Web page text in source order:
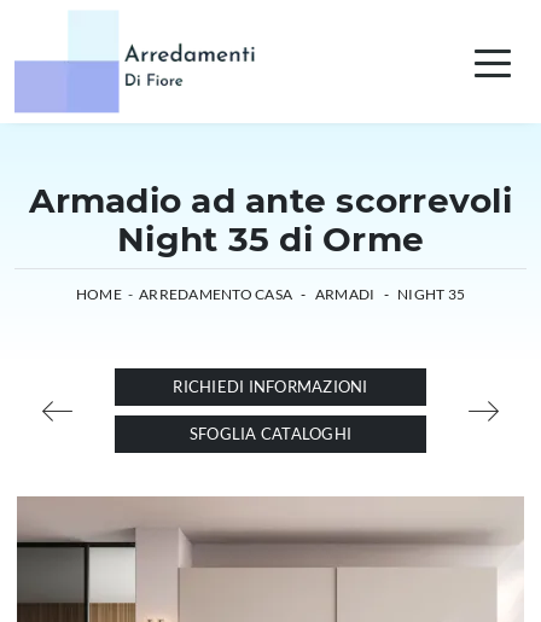
Armadio ad ante scorrevoli
Night 35 di Orme
HOME - ARREDAMENTO CASA - ARMADI - NIGHT 35
RICHIEDI INFORMAZIONI
SFOGLIA CATALOGHI